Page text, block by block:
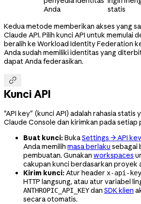
Anda
statis
Kedua metode memberikan akses yang
Claude API. Pilih kunci API untuk memulai
beralih ke Workload Identity Federation
Anda sudah memiliki identitas yang
dapat Anda federasikan.

Kunci API
"API key" (kunci API) adalah rahasia statis
Claude Console dan kirimkan pada setiap
Buat kunci:BukaSettings → API
Anda memilih masa berlaku sebagai
pembuatan. Gunakan workspaces
cakupan kunci berdasarkan proyek
Kirim kunci:Atur header x-api-key
HTTP langsung, atau atur variabel
ANTHROPIC_API_KEYdan SDK klien
secara otomatis.